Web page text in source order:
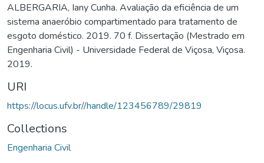
ALBERGARIA, Iany Cunha. Avaliação da eficiência de um
sistema anaeróbio compartimentado para tratamento de
esgoto doméstico. 2019. 70 f. Dissertação (Mestrado em
Engenharia Civil) - Universidade Federal de Viçosa, Viçosa.
2019.
URI
https://locus.ufv.br//handle/123456789/29819
Collections
Engenharia Civil